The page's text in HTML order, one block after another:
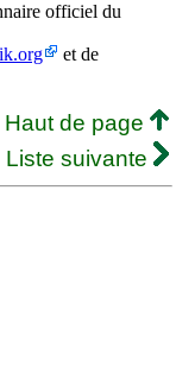
officiel du
et de
Haut de page
Liste suivante